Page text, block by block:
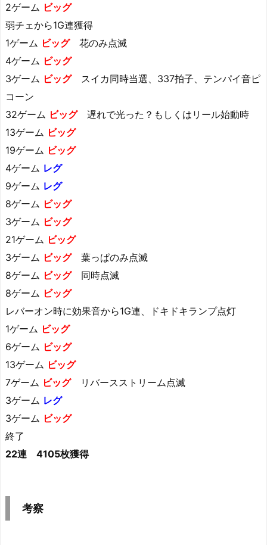
2ゲーム ビッグ
弱チェから1G連獲得
1ゲーム ビッグ花のみ点滅
4ゲーム ビッグ
3ゲーム ビッグスイカ同時当選、337拍子、テンパイ音ピ
コーン
32ゲーム ビッグ遅れで光った？もしくはリール始動時
13ゲーム ビッグ
19ゲーム ビッグ
4ゲーム レグ
9ゲーム レグ
8ゲーム ビッグ
3ゲーム ビッグ
21ゲーム ビッグ
3ゲーム ビッグ葉っぱのみ点滅
8ゲーム ビッグ同時点滅
8ゲーム ビッグ
レバーオン時に効果音から1G連、ドキドキランプ点灯
1ゲーム ビッグ
6ゲーム ビッグ
13ゲーム ビッグ
7ゲーム ビッグリバースストリーム点滅
3ゲーム レグ
3ゲーム ビッグ
終了
22連 4105枚獲得
考察